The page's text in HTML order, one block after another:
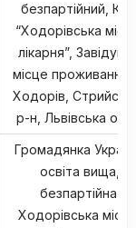
безпартійний,
“Ходорівська
лікарня”,
місце проживання:
Ходорів,
р-н, Львівська
Громадянка
освіта вища,
безпартійна,
Ходорівська